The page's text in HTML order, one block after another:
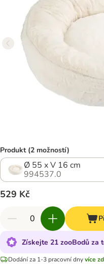
Produkt (2 možností)
Ø 55 x V 16 cm
994537.0
529 Kč
Získejte 21 zooBodů za
Dodání za 1-3 pracovní dnyvíce